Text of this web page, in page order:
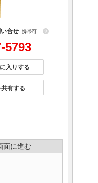
合せ 携帯可 ？
5793
入りする
有する
面に進む